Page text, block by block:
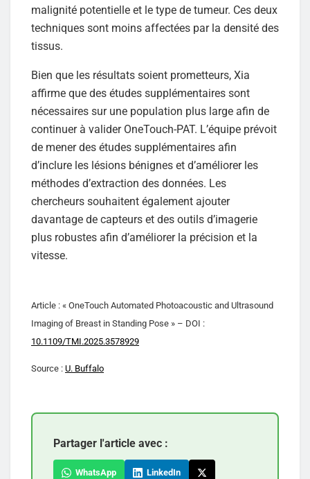
malignité potentielle et le type de tumeur. Ces deux
techniques sont moins affectées par la densité des
tissus.
Bien que les résultats soient prometteurs, Xia
affirme que des études supplémentaires sont
nécessaires sur une population plus large afin de
continuer à valider OneTouch-PAT. L’équipe prévoit
de mener des études supplémentaires afin
d’inclure les lésions bénignes et d’améliorer les
méthodes d’extraction des données. Les
chercheurs souhaitent également ajouter
davantage de capteurs et des outils d’imagerie
plus robustes afin d’améliorer la précision et la
vitesse.
Article : « OneTouch Automated Photoacoustic and Ultrasound
Imaging of Breast in Standing Pose » – DOI :
10.1109/TMI.2025.3578929
Source : U. Buffalo
Partager l'article avec :
WhatsApp LinkedIn